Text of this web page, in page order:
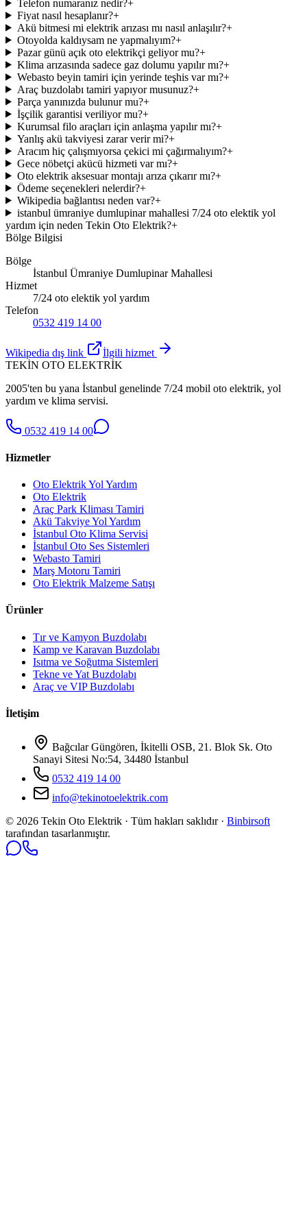
Telefon numaranız nedir?+
Fiyat nasıl hesaplanır?+
Akü bitmesi mi elektrik arızası mı nasıl anlaşılır?+
Otoyolda kaldıysam ne yapmalıyım?+
Pazar günü açık oto elektrikçi geliyor mu?+
Klima arızasında sadece gaz dolumu yapılır mı?+
Webasto beyin tamiri için yerinde teşhis var mı?+
Araç buzdolabı tamiri yapıyor musunuz?+
Parça yanınızda bulunur mu?+
İşçilik garantisi veriliyor mu?+
Kurumsal filo araçları için anlaşma yapılır mı?+
Yanlış akü takviyesi zarar verir mi?+
Aracım hiç çalışmıyorsa çekici mi çağırmalıyım?+
Gece nöbetçi akücü hizmeti var mı?+
Oto elektrik aksesuar montajı arıza çıkarır mı?+
Ödeme seçenekleri nelerdir?+
Wikipedia bağlantısı neden var?+
istanbul ümraniye dumlupinar mahallesi 7/24 oto elektik yol
yardım için neden Tekin Oto Elektrik?+
Bölge Bilgisi
Bölge
İstanbul Ümraniye Dumlupinar Mahallesi
Hizmet
7/24 oto elektik yol yardım
Telefon
0532 419 14 00
Wikipedia dış link
İlgili hizmet
TEKİN OTO ELEKTRİK
2005'ten bu yana İstanbul genelinde 7/24 mobil oto elektrik, yol
yardım ve klima servisi.
0532 419 14 00
Hizmetler
Oto Elektrik Yol Yardım
Oto Elektrik
Araç Park Kliması Tamiri
Akü Takviye Yol Yardım
İstanbul Oto Klima Servisi
İstanbul Oto Ses Sistemleri
Webasto Tamiri
Marş Motoru Tamiri
Oto Elektrik Malzeme Satışı
Ürünler
Tır ve Kamyon Buzdolabı
Kamp ve Karavan Buzdolabı
Isıtma ve Soğutma Sistemleri
Tekne ve Yat Buzdolabı
Araç ve VIP Buzdolabı
İletişim
Bağcılar Güngören, İkitelli OSB, 21. Blok Sk. Oto
Sanayi Sitesi No:54, 34480 İstanbul
0532 419 14 00
info@tekinotoelektrik.com
© 2026 Tekin Oto Elektrik · Tüm hakları saklıdır · Binbirsoft
tarafından tasarlanmıştır.